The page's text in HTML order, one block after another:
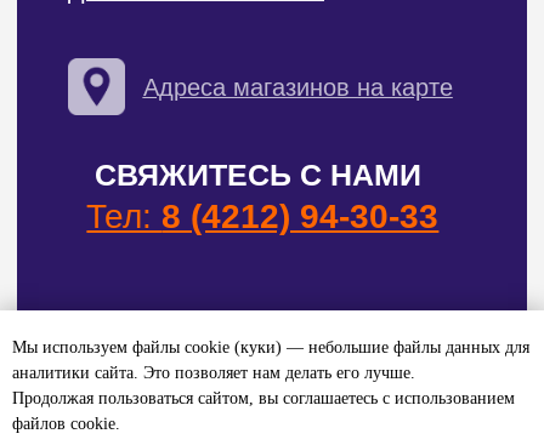
Мы используем файлы cookie (куки) — небольшие файлы данных для
аналитики сайта. Это позволяет нам делать его лучше.
Продолжая пользоваться сайтом, вы соглашаетесь с использованием
файлов cookie.